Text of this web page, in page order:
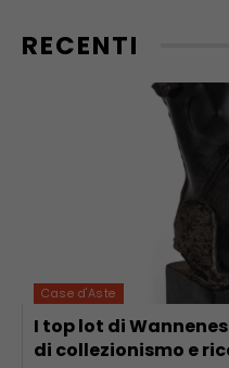
RECENTI
Case d'Aste
I top lot di
di collezionismo e